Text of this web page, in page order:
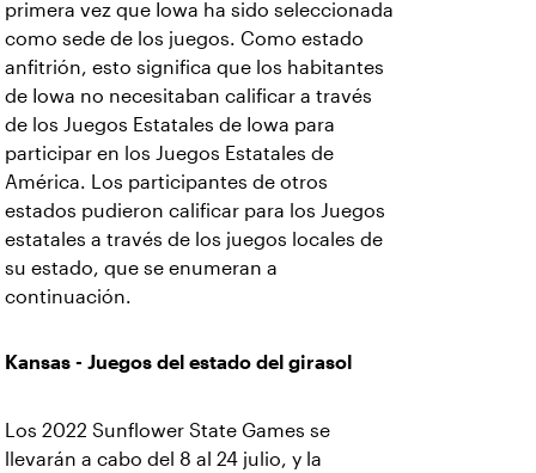
primera vez que Iowa ha sido seleccionada
como sede de los juegos. Como estado
anfitrión, esto significa que los habitantes
de Iowa no necesitaban calificar a través
de los Juegos Estatales de Iowa para
participar en los Juegos Estatales de
América. Los participantes de otros
estados pudieron calificar para los Juegos
estatales a través de los juegos locales de
su estado, que se enumeran a
continuación.
Kansas - Juegos del estado del girasol
Los 2022 Sunflower State Games se
llevarán a cabo del 8 al 24 julio, y la